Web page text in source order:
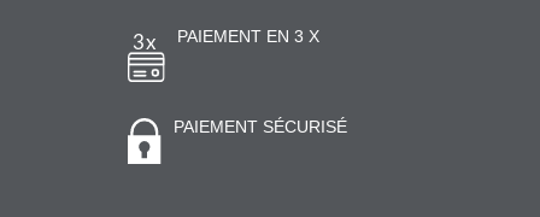
PAIEMENT EN 3 X
PAIEMENT SÉCURISÉ